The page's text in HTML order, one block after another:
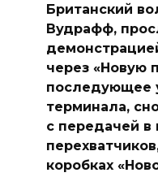
Британский
Вудрафф,
через «Новую
последующее
терминала,
с передачей в
коробках